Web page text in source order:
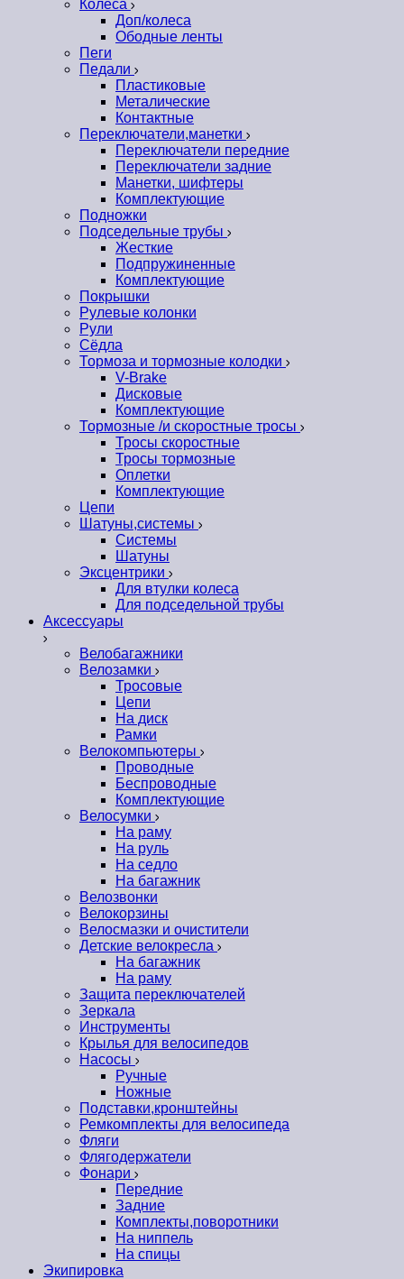
Колеса
Доп/колеса
Ободные ленты
Пеги
Педали
Пластиковые
Металические
Контактные
Переключатели,манетки
Переключатели передние
Переключатели задние
Манетки, шифтеры
Комплектующие
Подножки
Подседельные трубы
Жесткие
Подпружиненные
Комплектующие
Покрышки
Рулевые колонки
Рули
Сёдла
Тормоза и тормозные колодки
V-Brake
Дисковые
Комплектующие
Тормозные /и скоростные тросы
Тросы скоростные
Тросы тормозные
Оплетки
Комплектующие
Цепи
Шатуны,системы
Системы
Шатуны
Эксцентрики
Для втулки колеса
Для подседельной трубы
Аксессуары
Велобагажники
Велозамки
Тросовые
Цепи
На диск
Рамки
Велокомпьютеры
Проводные
Беспроводные
Комплектующие
Велосумки
На раму
На руль
На седло
На багажник
Велозвонки
Велокорзины
Велосмазки и очистители
Детские велокресла
На багажник
На раму
Защита переключателей
Зеркала
Инструменты
Крылья для велосипедов
Насосы
Ручные
Ножные
Подставки,кронштейны
Ремкомплекты для велосипеда
Фляги
Флягодержатели
Фонари
Передние
Задние
Комплекты,поворотники
На ниппель
На спицы
Экипировка